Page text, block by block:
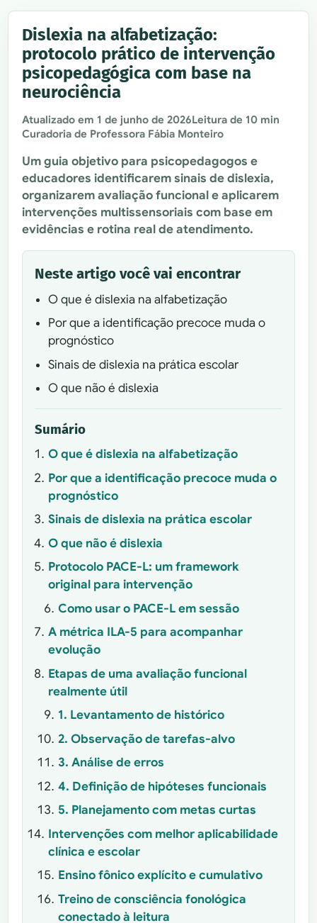
Dislexia na alfabetização:
protocolo prático de intervenção
psicopedagógica com base na
neurociência
Atualizado em1 de junho de 2026Leitura de 10 min
Curadoria de Professora Fábia Monteiro
Um guia objetivo para psicopedagogos e
educadores identificarem sinais de dislexia,
organizarem avaliação funcional e aplicarem
intervenções multissensoriais com base em
evidências e rotina real de atendimento.
Neste artigo você vai encontrar
O que é dislexia na alfabetização
Por que a identificação precoce muda o
prognóstico
Sinais de dislexia na prática escolar
O que não é dislexia
Sumário
O que é dislexia na alfabetização
Por que a identificação precoce muda o
prognóstico
Sinais de dislexia na prática escolar
O que não é dislexia
Protocolo PACE-L: um framework
original para intervenção
Como usar o PACE-L em sessão
A métrica ILA-5 para acompanhar
evolução
Etapas de uma avaliação funcional
realmente útil
1. Levantamento de histórico
2. Observação de tarefas-alvo
3. Análise de erros
4. Definição de hipóteses funcionais
5. Planejamento com metas curtas
Intervenções com melhor aplicabilidade
clínica e escolar
Ensino fônico explícito e cumulativo
Treino de consciência fonológica
conectado à leitura